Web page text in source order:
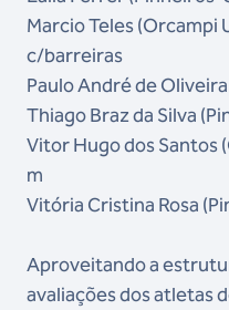
Marcio Teles (Orcampi
c/barreiras
Paulo André de
Thiago Braz da Silva
Vitor Hugo dos Santos
m
Vitória Cristina Rosa
Aproveitando a
avaliações dos atletas